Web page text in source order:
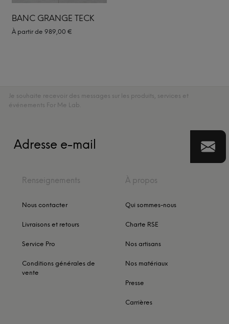
BANC GRANGE TECK
À partir de 989,00 €
Je souhaite recevoir des messages sur les produits, services et
événements For Me Lab.
Renseignements
Nous contacter
Livraisons et retours
Service Pro
Conditions générales de
vente
À propos
Qui sommes-nous
Charte RSE
Nos artisans
Nos matériaux
Presse
Carrières